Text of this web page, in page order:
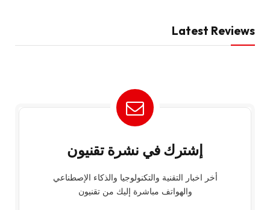
Latest Reviews
إشترك في نشرة تقنيون
أخر اخبار التقنية والتكنولوجيا والذكاء الإصطناعي
والهواتف مباشرة إليك من تقنيون